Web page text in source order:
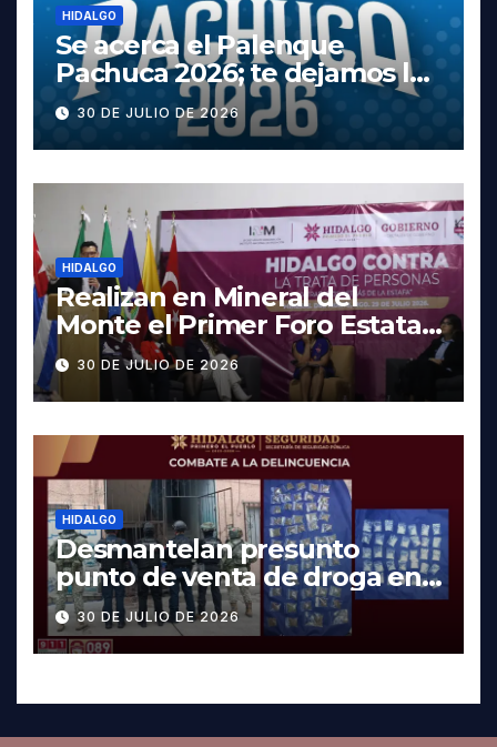
HIDALGO
Se acerca el Palenque
Pachuca 2026; te dejamos la
cartelera completa, las
fechas y los precios
30 DE JULIO DE 2026
HIDALGO
Realizan en Mineral del
Monte el Primer Foro Estatal
contra la Trata de Personas
30 DE JULIO DE 2026
HIDALGO
Desmantelan presunto
punto de venta de droga en
Pachuca; hay dos detenidos
30 DE JULIO DE 2026